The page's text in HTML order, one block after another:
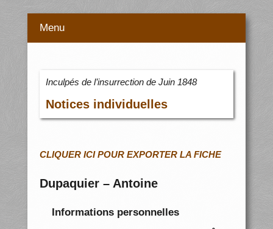
Menu
Inculpés de l’insurrection de Juin 1848
Notices individuelles
CLIQUER ICI POUR EXPORTER LA FICHE
Dupaquier – Antoine
Informations personnelles